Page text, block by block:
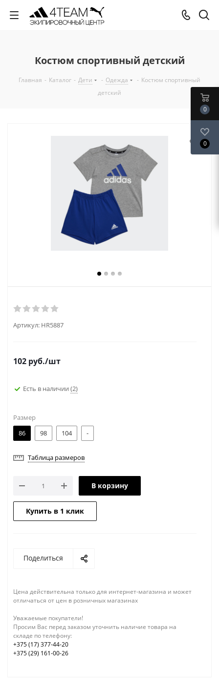
Костюм спортивный детский
Главная - Каталог - Дети - Одежда - Костюм спортивный
детский
Артикул: HR5887
102 руб./шт
Есть в наличии (2)
Размер
86
98 104 -
Таблица размеров
В корзину
Купить в 1 клик
Поделиться
Цена действительна только для интернет-магазина и может
отличаться от цен в розничных магазинах
Уважаемые покупатели!
Просим Вас перед заказом уточнить наличие товара на
складе по телефону:
+375 (17) 377-44-20
+375 (29) 161-00-26
0
0